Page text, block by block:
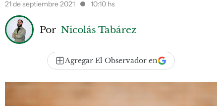
21 de septiembre 2021
10:10 hs
Por Nicolás Tabárez
Agregar El Observador en